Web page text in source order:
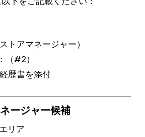
トアマネージャー）
（#2）
歴書を添付
ージャー候補
リア